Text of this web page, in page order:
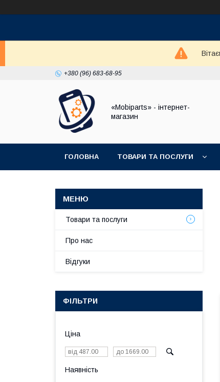
+380 (96) 683-68-95
«Mobiparts» - інтернет-
магазин
ГОЛОВНА ТОВАРИ ТА ПОСЛУГИ
Товари та послуги
Про нас
Відгуки
ФІЛЬТРИ
Ціна
Наявність